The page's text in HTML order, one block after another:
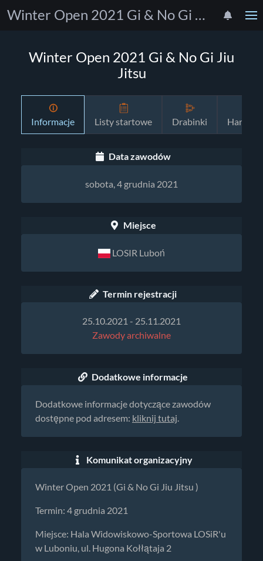
Winter Open 2021 Gi & No Gi Jiu Jitsu
Winter Open 2021 Gi & No Gi Jiu
Jitsu
Informacje Listy startowe Drabinki
Data zawodów
sobota, 4 grudnia 2021
Miejsce
LOSIR Luboń
Termin rejestracji
25.10.2021 - 25.11.2021
Zawody archiwalne
Dodatkowe informacje
Dodatkowe informacje dotyczące zawodów
dostępne pod adresem: kliknij tutaj.
Komunikat organizacyjny
Winter Open 2021 (Gi & No Gi Jiu Jitsu )
Termin: 4 grudnia 2021
Miejsce: Hala Widowiskowo-Sportowa LOSiR'u
w Luboniu, ul. Hugona Kołłątaja 2